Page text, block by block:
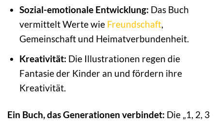
Sozial-emotionale Entwicklung: Das Buch
vermittelt Werte wie Freundschaft,
Gemeinschaft und Heimatverbundenheit.
Kreativität: Die Illustrationen regen die
Fantasie der Kinder an und fördern ihre
Kreativität.
Ein Buch, das Generationen verbindet: Die „1, 2, 3